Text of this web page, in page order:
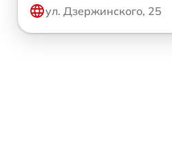
ул. Дзержинского, 25